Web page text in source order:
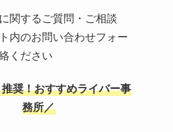
関するご質問・ご相談
内のお問い合わせフォー
ください
奨！おすすめライバー事
務所／